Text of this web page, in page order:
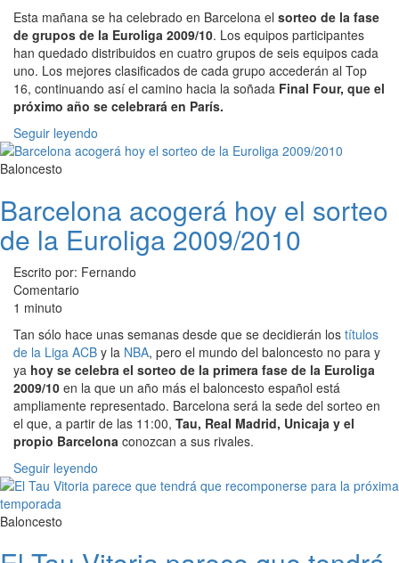
Esta mañana se ha celebrado en Barcelona el sorteo de la fase
de grupos de la Euroliga 2009/10. Los equipos participantes
han quedado distribuidos en cuatro grupos de seis equipos cada
uno. Los mejores clasificados de cada grupo accederán al Top
16, continuando así el camino hacia la soñada Final Four, que el
próximo año se celebrará en París.
Seguir leyendo
Baloncesto
Barcelona acogerá hoy el sorteo
de la Euroliga 2009/2010
Escrito por: Fernando
Comentario
1 minuto
Tan sólo hace unas semanas desde que se decidierán los títulos
de la Liga ACB y la NBA, pero el mundo del baloncesto no para y
ya hoy se celebra el sorteo de la primera fase de la Euroliga
2009/10 en la que un año más el baloncesto español está
ampliamente representado. Barcelona será la sede del sorteo en
el que, a partir de las 11:00, Tau, Real Madrid, Unicaja y el
propio Barcelona conozcan a sus rivales.
Seguir leyendo
Baloncesto